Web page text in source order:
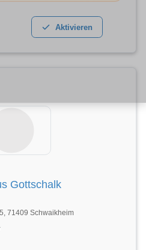
Aktivieren
Gottschalk
71409 Schwaikheim